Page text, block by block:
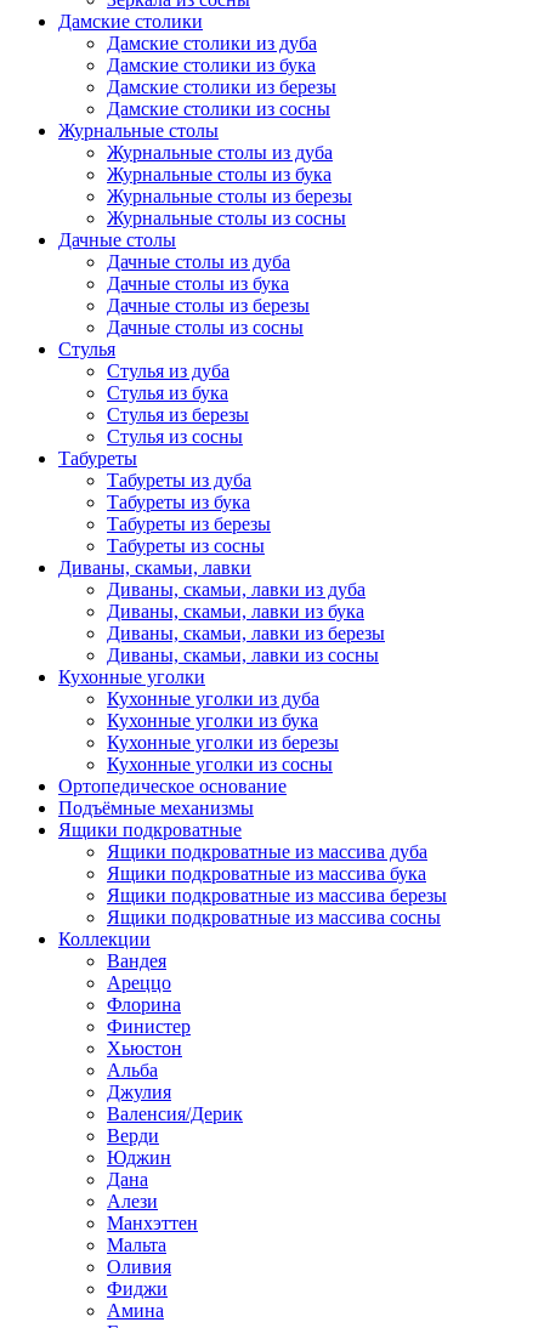
Дамские столики
Дамские столики из дуба
Дамские столики из бука
Дамские столики из березы
Дамские столики из сосны
Журнальные столы
Журнальные столы из дуба
Журнальные столы из бука
Журнальные столы из березы
Журнальные столы из сосны
Дачные столы
Дачные столы из дуба
Дачные столы из бука
Дачные столы из березы
Дачные столы из сосны
Стулья
Стулья из дуба
Стулья из бука
Стулья из березы
Стулья из сосны
Табуреты
Табуреты из дуба
Табуреты из бука
Табуреты из березы
Табуреты из сосны
Диваны, скамьи, лавки
Диваны, скамьи, лавки из дуба
Диваны, скамьи, лавки из бука
Диваны, скамьи, лавки из березы
Диваны, скамьи, лавки из сосны
Кухонные уголки
Кухонные уголки из дуба
Кухонные уголки из бука
Кухонные уголки из березы
Кухонные уголки из сосны
Ортопедическое основание
Подъёмные механизмы
Ящики подкроватные
Ящики подкроватные из массива дуба
Ящики подкроватные из массива бука
Ящики подкроватные из массива березы
Ящики подкроватные из массива сосны
Коллекции
Вандея
Ареццо
Флорина
Финистер
Хьюстон
Альба
Джулия
Валенсия/Дерик
Верди
Юджин
Дана
Алези
Манхэттен
Мальта
Оливия
Фиджи
Амина